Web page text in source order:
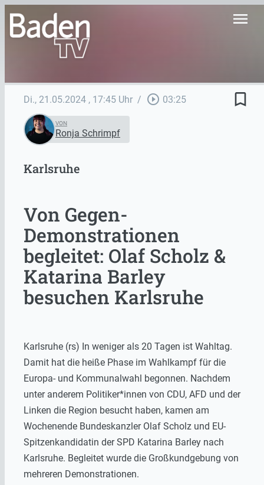
menu
Di., 21.05.2024 , 17:45 Uhr / play_circle_outline 03:25 bookmark_border
VON
Ronja Schrimpf
Karlsruhe
Von Gegen-
Demonstrationen
begleitet: Olaf Scholz &
Katarina Barley
besuchen Karlsruhe
Karlsruhe (rs) In weniger als 20 Tagen ist Wahltag.
Damit hat die heiße Phase im Wahlkampf für die
Europa- und Kommunalwahl begonnen. Nachdem
unter anderem Politiker*innen von CDU, AFD und der
Linken die Region besucht haben, kamen am
Wochenende Bundeskanzler Olaf Scholz und EU-
Spitzenkandidatin der SPD Katarina Barley nach
Karlsruhe. Begleitet wurde die Großkundgebung von
mehreren Demonstrationen.